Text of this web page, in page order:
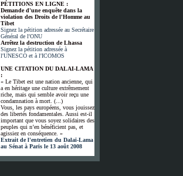
PÉTITIONS EN LIGNE :
Demande d'une enquête dans la
violation des Droits de l'Homme au
Tibet
Signez la pétition adressée au Secrétaire
Général de l'ONU
Arrêtez la destruction de Lhassa
Signez la pétition adressée à
l'UNESCO et à l'ICOMOS
UNE CITATION DU DALAI-LAMA
:
« Le Tibet est une nation ancienne, qui
a en héritage une culture extrêmement
riche, mais qui semble avoir reçu une
condamnation à mort. (...)
Vous, les pays européens, vous jouissez
des libertés fondamentales. Aussi est-il
important que vous soyez solidaires des
peuples qui n’en bénéficient pas, et
agissiez en conséquence. »
Extrait de l'entretien du Dalaï-Lama
au Sénat à Paris le 13 août 2008